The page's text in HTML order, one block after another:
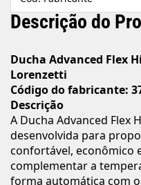
Descrição do
Ducha Advanced Flex
Lorenzetti
Código do fabricante:
Descrição
A Ducha Advanced Flex
desenvolvida para
confortável, econômico
complementar a
forma automática com